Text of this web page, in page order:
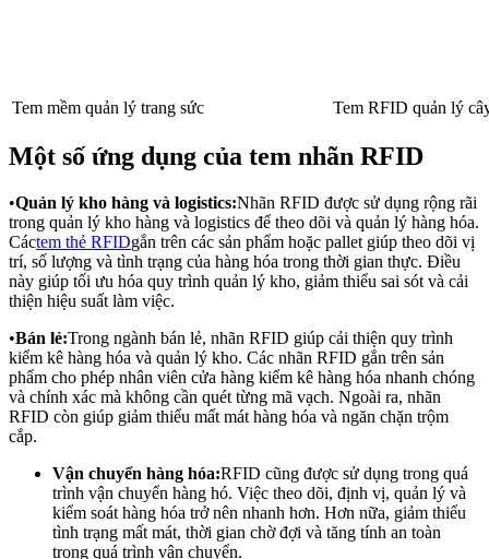
Tem mềm quản lý trang sức Tem RFID quản lý
Một số ứng dụng của tem nhãn RFID
•Quản lý kho hàng và logistics:Nhãn RFID được sử dụng rộng rãi
trong quản lý kho hàng và logistics để theo dõi và quản lý hàng hóa.
Cáctem thẻ RFIDgắn trên các sản phẩm hoặc pallet giúp theo dõi vị
trí, số lượng và tình trạng của hàng hóa trong thời gian thực. Điều
này giúp tối ưu hóa quy trình quản lý kho, giảm thiểu sai sót và cải
thiện hiệu suất làm việc.
•Bán lẻ:Trong ngành bán lẻ, nhãn RFID giúp cải thiện quy trình
kiểm kê hàng hóa và quản lý kho. Các nhãn RFID gắn trên sản
phẩm cho phép nhân viên cửa hàng kiểm kê hàng hóa nhanh chóng
và chính xác mà không cần quét từng mã vạch. Ngoài ra, nhãn
RFID còn giúp giảm thiểu mất mát hàng hóa và ngăn chặn trộm
cắp.
Vận chuyển hàng hóa:RFID cũng được sử dụng trong quá
trình vận chuyển hàng hó. Việc theo dõi, định vị, quản lý và
kiểm soát hàng hóa trở nên nhanh hơn. Hơn nữa, giảm thiểu
tình trạng mất mát, thời gian chờ đợi và tăng tính an toàn
trong quá trình vận chuyển.